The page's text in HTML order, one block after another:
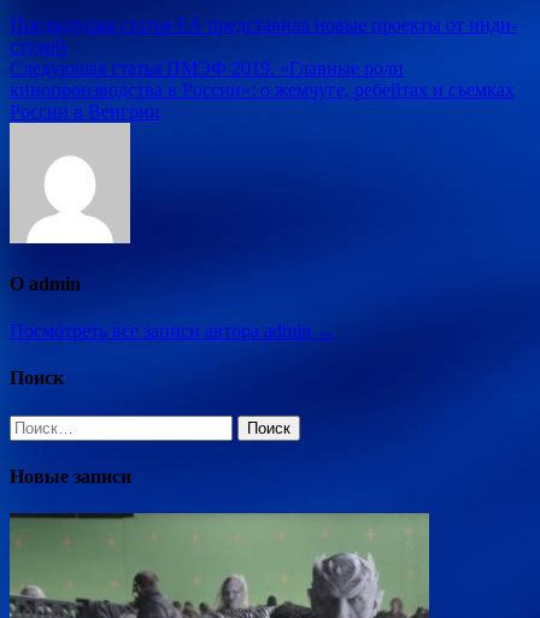
Навигация
по
записям
Предыдущая статья ЕА представила новые проекты от инди-
студий
Следующая статья ПМЭФ 2019. «Главные роли
кинопроизводства в России»: о жемчуге, ребейтах и съемках
России в Венгрии
О admin
Посмотреть все записи автора admin →
Поиск
Найти:
Новые записи